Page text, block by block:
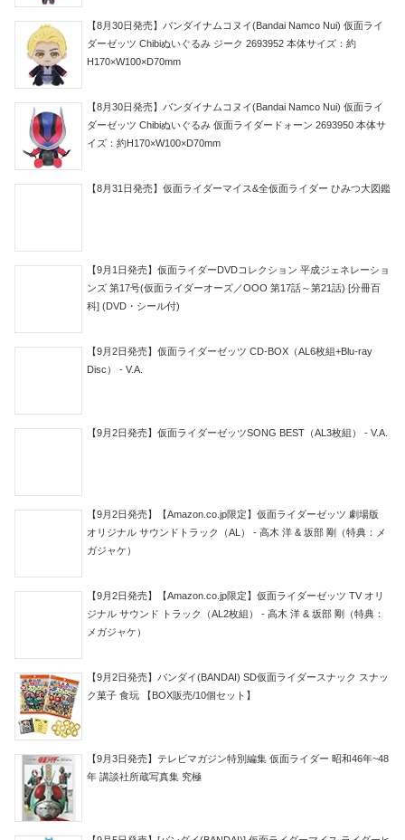
【8月30日発売】バンダイナムコヌイ(Bandai Namco Nui) 仮面ライ
ダーゼッツ Chibiぬいぐるみ ジーク 2693952 本体サイズ：約
H170×W100×D70mm
【8月30日発売】バンダイナムコヌイ(Bandai Namco Nui) 仮面ライ
ダーゼッツ Chibiぬいぐるみ 仮面ライダードォーン 2693950 本体サ
イズ：約H170×W100×D70mm
【8月31日発売】仮面ライダーマイス&全仮面ライダー ひみつ大図鑑
【9月1日発売】仮面ライダーDVDコレクション 平成ジェネレーショ
ンズ 第17号(仮面ライダーオーズ／OOO 第17話～第21話) [分冊百
科] (DVD・シール付)
【9月2日発売】仮面ライダーゼッツ CD-BOX（AL6枚組+Blu-ray
Disc） - V.A.
【9月2日発売】仮面ライダーゼッツSONG BEST（AL3枚組） - V.A.
【9月2日発売】【Amazon.co.jp限定】仮面ライダーゼッツ 劇場版
オリジナル サウンドトラック（AL） - 高木 洋 & 坂部 剛（特典：メ
ガジャケ）
【9月2日発売】【Amazon.co.jp限定】仮面ライダーゼッツ TV オリ
ジナル サウンド トラック（AL2枚組） - 高木 洋 & 坂部 剛（特典：
メガジャケ）
【9月2日発売】バンダイ(BANDAI) SD仮面ライダースナック スナッ
ク菓子 食玩 【BOX販売/10個セット】
【9月3日発売】テレビマガジン特別編集 仮面ライダー 昭和46年~48
年 講談社所蔵写真集 究極